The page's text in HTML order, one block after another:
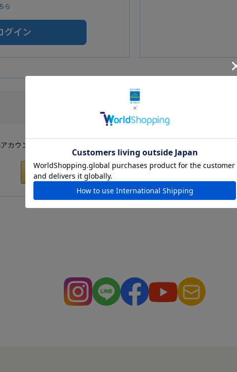
ら
Amazonアカウントをご利用の方
カウントを利用し会員登録されたお客様はAmazonのID・パスワードで